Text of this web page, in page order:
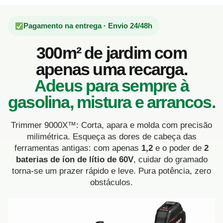
Pagamento na entrega · Envio 24/48h
300m² de jardim com
apenas uma recarga.
Adeus para sempre à
gasolina, mistura e arrancos.
Trimmer 9000X™: Corta, apara e molda com precisão
milimétrica. Esqueça as dores de cabeça das
ferramentas antigas: com apenas 1,2 e o poder de 2
baterias de íon de lítio de 60V, cuidar do gramado
torna-se um prazer rápido e leve. Pura potência, zero
obstáculos.